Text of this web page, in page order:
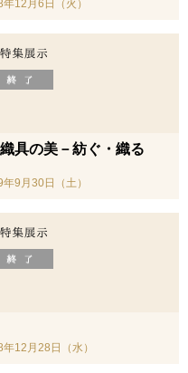
12月6日（火）
具の美－紡ぐ・織る
9月30日（土）
12月28日（水）